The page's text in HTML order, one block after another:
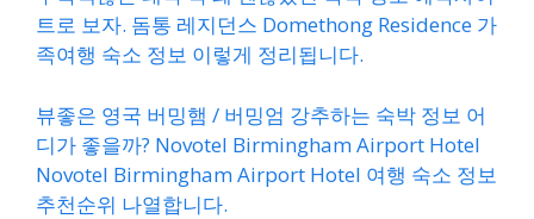
트로 보자. 돔통 레지던스 Domethong Residence 가
족여행 숙소 정보 이렇게 정리됩니다.
뷰좋은 영국 버밍햄 / 버밍엄 강추하는 숙박 정보 어
디가 좋을까? Novotel Birmingham Airport Hotel
Novotel Birmingham Airport Hotel 여행 숙소 정보
추천순위 나열합니다.